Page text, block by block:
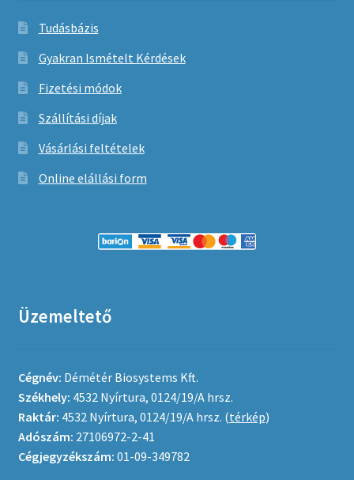
Tudásbázis
Gyakran Ismételt Kérdések
Fizetési módok
Szállítási díjak
Vásárlási feltételek
Online elállási form
Üzemeltető
Cégnév: Démétér Biosystems Kft.
Székhely: 4532 Nyírtura, 0124/19/A hrsz.
Raktár: 4532 Nyírtura, 0124/19/A hrsz. (térkép)
Adószám: 27106972-2-41
Cégjegyzékszám: 01-09-349782